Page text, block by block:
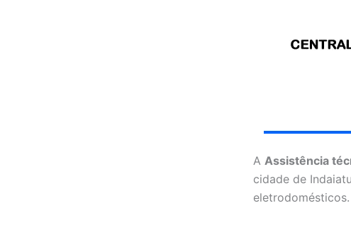
A Assistência
cidade de
eletrodomésticos.